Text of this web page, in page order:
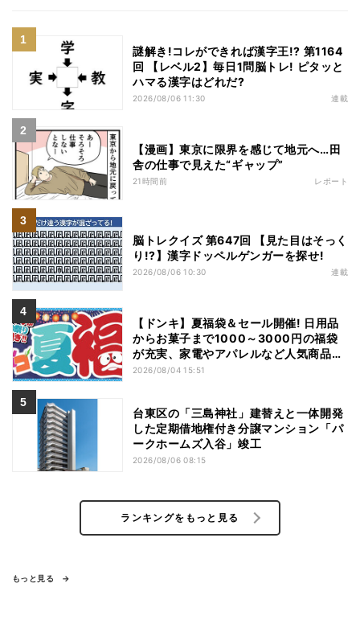
謎解き!コレができれば漢字王!? 第1164
回 【レベル2】毎日1問脳トレ! ピタッと
ハマる漢字はどれだ?
2026/08/06 11:30 連載
【漫画】東京に限界を感じて地元へ…田
舎の仕事で見えた“ギャップ”
21時間前 レポート
脳トレクイズ 第647回 【見た目はそっく
り!?】漢字ドッペルゲンガーを探せ!
2026/08/06 10:30 連載
【ドンキ】夏福袋＆セール開催! 日用品
からお菓子まで1000～3000円の福袋
が充実、家電やアパレルなど人気商品も
特価
2026/08/04 15:51
台東区の「三島神社」建替えと一体開発
した定期借地権付き分譲マンション「パ
ークホームズ入谷」竣工
2026/08/06 08:15
ランキングをもっと見る
もっと見る